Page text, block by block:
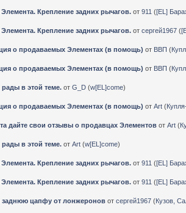
Крепление задних рычагов. от911 ([EL]
Крепление задних рычагов. отсергей1967 (
о продаваемых Элементах (в помощь) от ВВП (
о продаваемых Элементах (в помощь) от ВВП (
в этой теме. отG_D (w[EL]come)
о продаваемых Элементах (в помощь) отArt (
дайте свои отзывы о продавцах Элементов отArt (
в этой теме. отArt (w[EL]come)
Крепление задних рычагов. от911 ([EL]
Крепление задних рычагов. от911 ([EL]
заднюю цапфу от лонжеронов отсергей1967 (Кузов,